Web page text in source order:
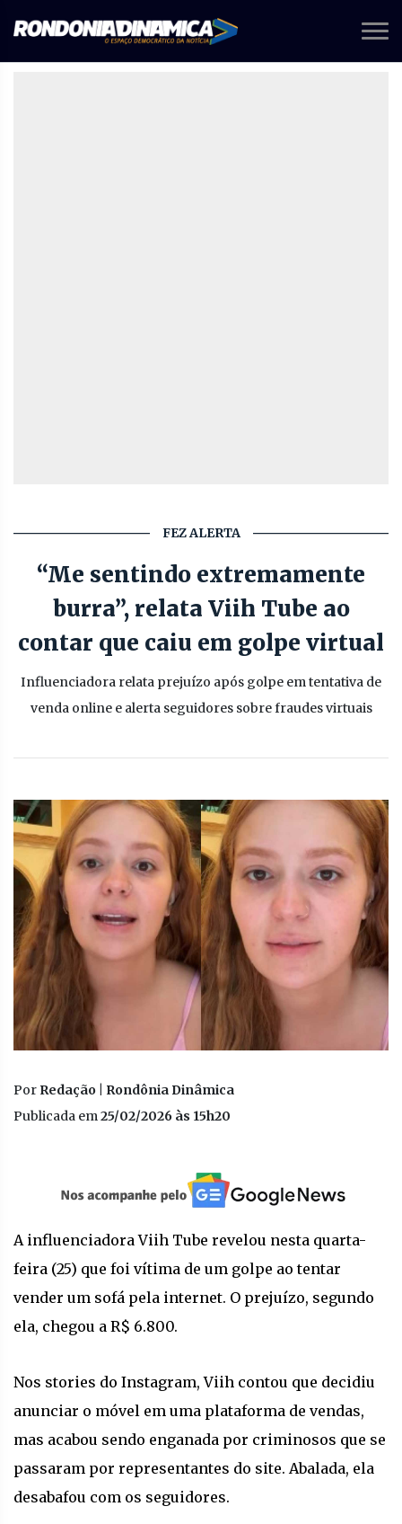
FEZ ALERTA
“Me sentindo extremamente
burra”, relata Viih Tube ao
contar que caiu em golpe virtual
Influenciadora relata prejuízo após golpe em tentativa de
venda online e alerta seguidores sobre fraudes virtuais
Por Redação | Rondônia Dinâmica
Publicada em25/02/2026 às 15h20
A influenciadora Viih Tube revelou nesta quarta-
feira (25) que foi vítima de um golpe ao tentar
vender um sofá pela internet. O prejuízo, segundo
ela, chegou a R$ 6.800.
Nos stories do Instagram, Viih contou que decidiu
anunciar o móvel em uma plataforma de vendas,
mas acabou sendo enganada por criminosos que se
passaram por representantes do site. Abalada, ela
desabafou com os seguidores.